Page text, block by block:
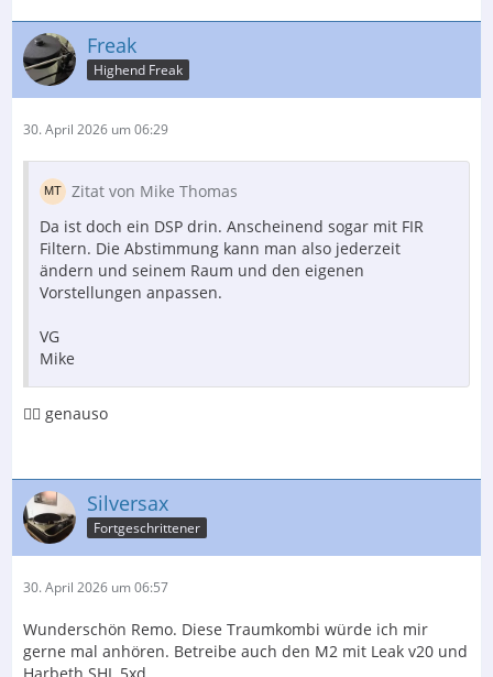
Freak
Highend Freak
30. April 2026 um 06:29
Zitat von Mike Thomas
Da ist doch ein DSP drin. Anscheinend sogar mit FIR
Filtern. Die Abstimmung kann man also jederzeit
ändern und seinem Raum und den eigenen
Vorstellungen anpassen.
VG
Mike
👍🏻 genauso
Silversax
Fortgeschrittener
30. April 2026 um 06:57
Wunderschön Remo. Diese Traumkombi würde ich mir
gerne mal anhören. Betreibe auch den M2 mit Leak v20 und
Harbeth SHL 5xd.